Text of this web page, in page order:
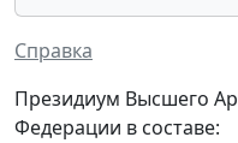
Справка
Президиум Высшего
Федерации в составе: